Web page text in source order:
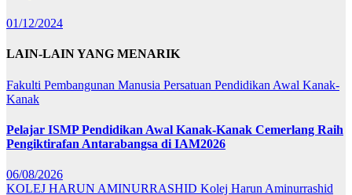
01/12/2024
LAIN-LAIN YANG MENARIK
Fakulti Pembangunan Manusia Persatuan Pendidikan Awal Kanak-
Kanak
Pelajar ISMP Pendidikan Awal Kanak-Kanak Cemerlang Raih
Pengiktirafan Antarabangsa di IAM2026
06/08/2026
KOLEJ HARUN AMINURRASHID Kolej Harun Aminurrashid